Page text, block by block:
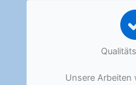
Unsere Arbeiten